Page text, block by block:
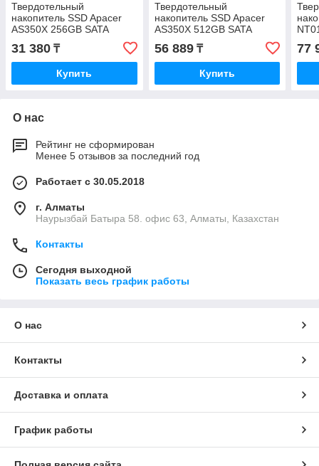
Твердотельный
накопитель SSD Apacer
AS350X 256GB SATA
31 380 ₸
Купить
Твердотельный
накопитель SSD Apacer
AS350X 512GB SATA
56 889₸
Купить
77
О нас
Рейтинг не сформирован
Менее 5 отзывов за последний год
Работает с 30.05.2018
г. Алматы
Наурызбай Батыра 58. офис 63, Алматы, Казахстан
Контакты
Сегодня выходной
Показать весь график работы
О нас
Контакты
Доставка и оплата
График работы